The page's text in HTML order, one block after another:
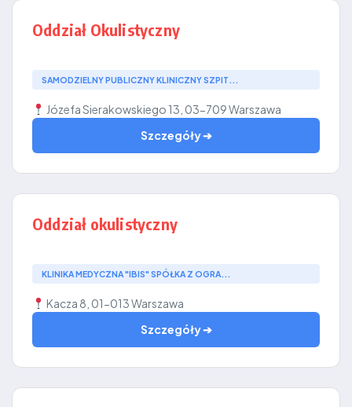
Oddział Okulistyczny
SAMODZIELNY PUBLICZNY KLINICZNY SZPIT...
Józefa Sierakowskiego 13, 03-709 Warszawa
Szczegóły ➔
Oddział okulistyczny
KLINIKA MEDYCZNA "IBIS" SPÓŁKA Z OGRA...
Kacza 8, 01-013 Warszawa
Szczegóły ➔